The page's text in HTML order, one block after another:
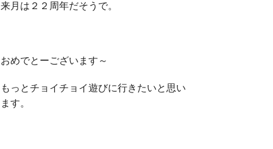
来月は２２周年だそうで。
おめでとーございます～
もっとチョイチョイ遊びに行きたいと思い
ます。